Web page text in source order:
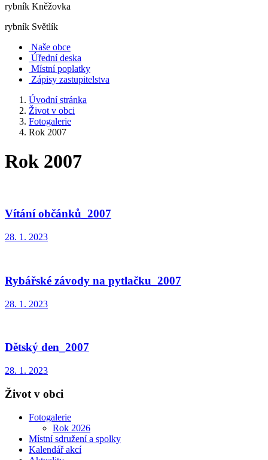
rybník Kněžovka
rybník Světlík
Naše obce
Úřední deska
Místní poplatky
Zápisy zastupitelstva
Úvodní stránka
Život v obci
Fotogalerie
Rok 2007
Rok 2007
Vítání občánků_2007
28. 1. 2023
Rybářské závody na pytlačku_2007
28. 1. 2023
Dětský den_2007
28. 1. 2023
Život v obci
Fotogalerie
Rok 2026
Místní sdružení a spolky
Kalendář akcí